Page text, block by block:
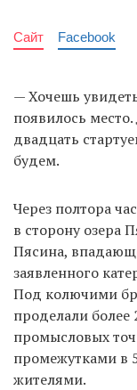
Сайт Facebook
— Хочешь
появилось
двадцать
будем.
Через полтора
в сторону озера
Пясина,
заявленного
Под колючими
проделали более
промысловых
промежутками в
жителями.